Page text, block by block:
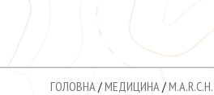
ГОЛОВНА /МЕДИЦИНА /M.A.R.C.H.